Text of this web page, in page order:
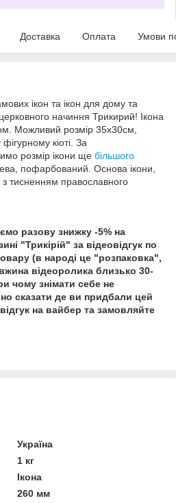
Доставка Оплата Умови
ікон та ікон для дому та
начиння Трикирий! Ікона
Можливий розмір 35х30см,
кіоті. За
розмір ікони ще більшого
пофарбований. Основа ікони,
тисненням православного
разову знижку -5% на
"Трикірій" за відеовідгук по
(в народі це "розпаковка",
відеоролика близько 30-
чому знімати себе не
сказати де ви придбали цей
на вайбер та замовляйте
Україна
1 кг
Ікона
260 мм